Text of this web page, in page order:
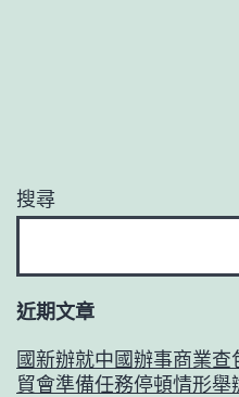
搜尋
近期文章
國新辦就中國辦事商業
貿會準備任務停頓情形舉